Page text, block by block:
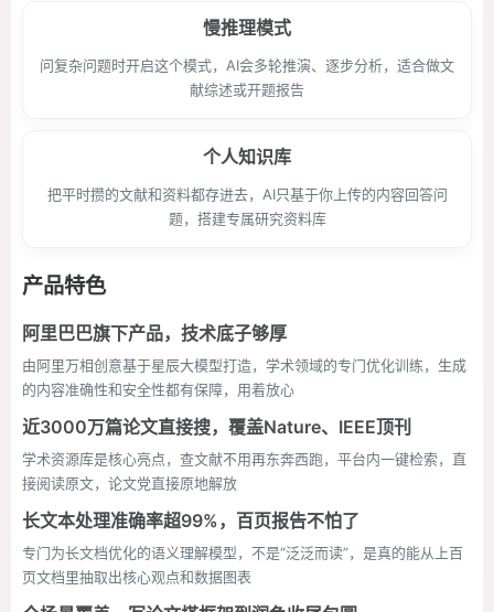
慢推理模式
问复杂问题时开启这个模式，AI会多轮推演、逐步分析，适合做文
献综述或开题报告
个人知识库
把平时攒的文献和资料都存进去，AI只基于你上传的内容回答问
题，搭建专属研究资料库
产品特色
阿里巴巴旗下产品，技术底子够厚
由阿里万相创意基于星辰大模型打造，学术领域的专门优化训练，生成
的内容准确性和安全性都有保障，用着放心
近3000万篇论文直接搜，覆盖Nature、IEEE顶刊
学术资源库是核心亮点，查文献不用再东奔西跑，平台内一键检索，直
接阅读原文，论文党直接原地解放
长文本处理准确率超99%，百页报告不怕了
专门为长文档优化的语义理解模型，不是“泛泛而读”，是真的能从上百
页文档里抽取出核心观点和数据图表